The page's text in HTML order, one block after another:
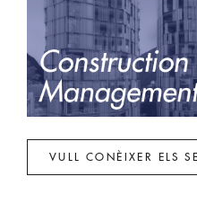
VULL CONÈIXER ELS